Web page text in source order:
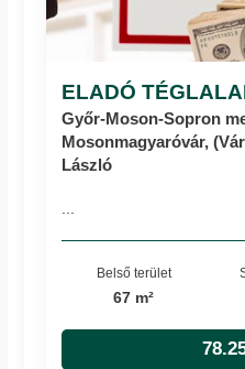
ELADÓ
Győr-Moson-Sopron
Mosonmagyaróvár,
László
Belső terület
67 m²